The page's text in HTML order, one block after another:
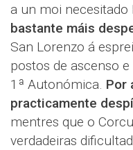
a un moi necesitado
bastante máis
San Lorenzo á
postos de ascenso
1ª Autonómica. Por
practicamente
mentres que o
verdadeiras